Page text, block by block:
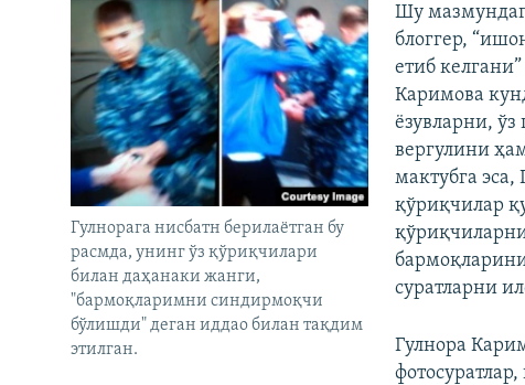
Гулнорага нисбатн берилаётган бу
расмда, унинг ўз қўриқчилари
билан даҳанаки жанги,
"бармоқларимни синдирмоқчи
бўлишди" деган иддао билан тақдим
этилган.
Шу
блоггер,
етиб
Каримова
ëзувларни, ўз
вергулини
мактубга эса,
қўриқчилар
суратларни
Гулнора